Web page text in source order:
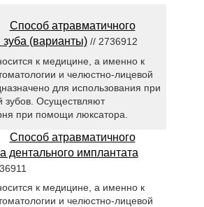
Способ атравматичного
зуба (варианты)// 2736912
к медицине, а именно к
и челюстно-лицевой
для использования при
зубов. Осуществляют
при помощи люксатора.
Способ атравматичного
дентального имплантата
к медицине, а именно к
и челюстно-лицевой